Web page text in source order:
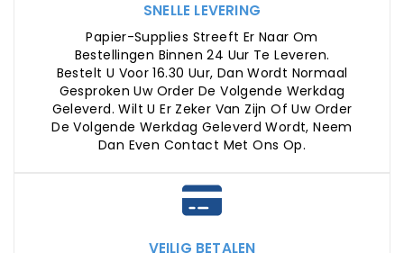
SNELLE LEVERING
Papier-Supplies Streeft Er Naar Om
Bestellingen Binnen 24 Uur Te Leveren.
Bestelt U Voor 16.30 Uur, Dan Wordt Normaal
Gesproken Uw Order De Volgende Werkdag
Geleverd. Wilt U Er Zeker Van Zijn Of Uw Order
De Volgende Werkdag Geleverd Wordt, Neem
Dan Even Contact Met Ons Op.
VEILIG BETALEN